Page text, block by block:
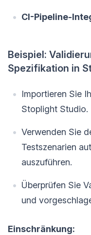
CI-Pipeline-
Beispiel:
Spezifikation in
Importieren Sie
Stoplight Studio.
Verwenden Sie
Testszenarien
auszuführen.
Überprüfen Sie
und
Einschränkung: